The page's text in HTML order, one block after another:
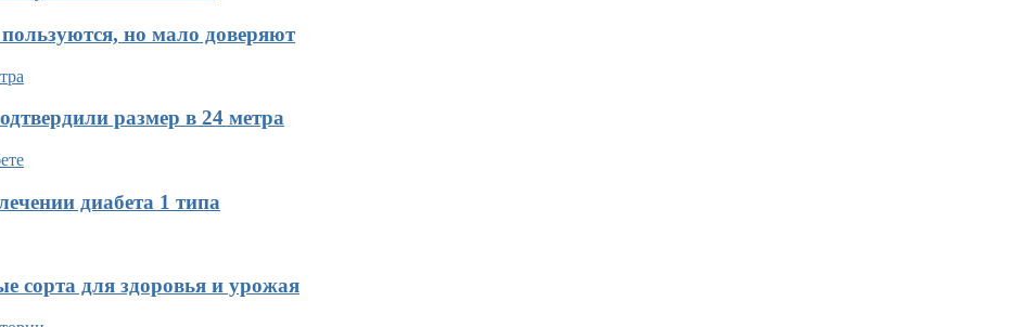
но мало доверяют
размер в 24 метра
диабета 1 типа
сорта для здоровья и урожая